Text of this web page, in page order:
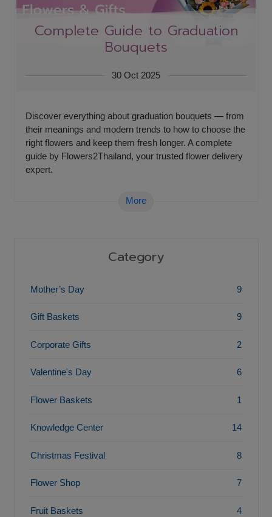
Complete Guide to Graduation
Bouquets
30 Oct 2025
Discover everything about graduation bouquets — from
their meanings and modern trends to how to choose the
right flowers and keep them fresh longer. A complete
guide by Flowers2Thailand, your trusted flower delivery
expert.
More
Category
Mother’s Day 9
Gift Baskets 9
Corporate Gifts 2
Valentine's Day 6
Flower Baskets 1
Knowledge Center 14
Christmas Festival 8
Flower Shop 7
Fruit Baskets 4